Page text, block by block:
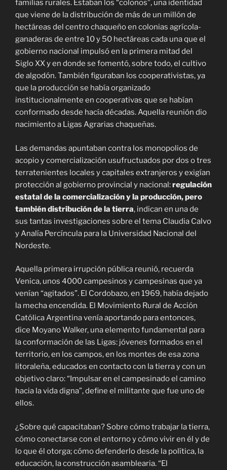
familias rurales. Estaban los “colonos”, una identidad
que viene de la distribución de más de un millón de
hectáreas del centro chaqueño en colonias agrícola-
ganaderas de entre 10 y 50 hectáreas cada una que el
gobierno nacional impulsó en la primera mitad del
Siglo XX y en donde se fomentó, sobre todo, el cultivo
de algodón. También figuraban los cooperativistas, ya
que la producción se había organizado
institucionalmente en cooperativas que se habían
conformado desde hacía décadas. Aquella reunión dio
nacimiento a Ligas Agrarias chaqueñas.
Las demandas apuntaban contra los monopolios de
acopio y comercialización usufructuados por dos o tres
terratenientes locales y capitales extranjeros y exigían
protección al gobierno provincial y nacional:regulación
estatal de la comercialización y la producción, pero
también distribución de la tierra, indican en una de
sus tantas investigaciones sobre el tema Claudia Calvo
y Analía Percíncula para la Universidad Nacional del
Nordeste.
Aquella primera irrupción pública reunió, recuerda
Venica, unos 4000 campesinos y campesinas que ya
venían “agitados”. El Cordobazo, en 1969, había dejado
la mecha encendida. El Movimiento Rural de Acción
Católica Argentina venía aportando para entonces,
dice Moyano Walker, una elemento fundamental para
la conformación de las Ligas: jóvenes formados en el
territorio, en los campos, en los montes de esa zona
litoraleña, educados en contacto con la tierra y con un
objetivo claro: “Impulsar en el campesinado el camino
hacia la vida digna”, define el militante que fue uno de
ellos.
¿Sobre qué capacitaban? Sobre cómo trabajar la tierra,
cómo conectarse con el entorno y cómo vivir en él y de
lo que él otorga; cómo defenderlo desde la política, la
educación, la construcción asamblearia. “El